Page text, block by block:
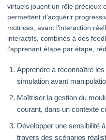
virtuels jouent un rôle précieux
permettent d’acquérir
motrices, avant l’interaction
interactifs, combinés à des
l’apprenant étape par étape,
Apprendre à reconnaître
simulation avant
Maîtriser la gestion du
courant, dans un contexte
Développer une sensibilité
travers des scénarios